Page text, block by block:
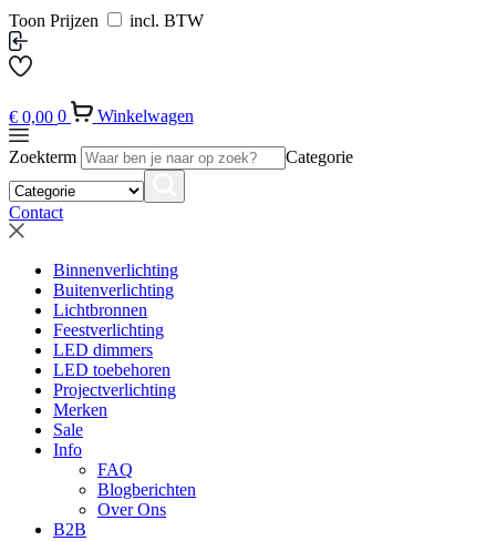
Toon Prijzen incl. BTW
€ 0,00 0 Winkelwagen
Zoekterm Categorie
Contact
Binnenverlichting
Buitenverlichting
Lichtbronnen
Feestverlichting
LED dimmers
LED toebehoren
Projectverlichting
Merken
Sale
Info
FAQ
Blogberichten
Over Ons
B2B